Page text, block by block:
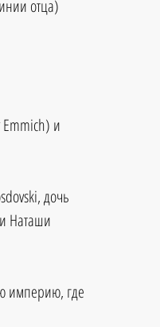
отца)
и
дочь
Наташи
империю, где